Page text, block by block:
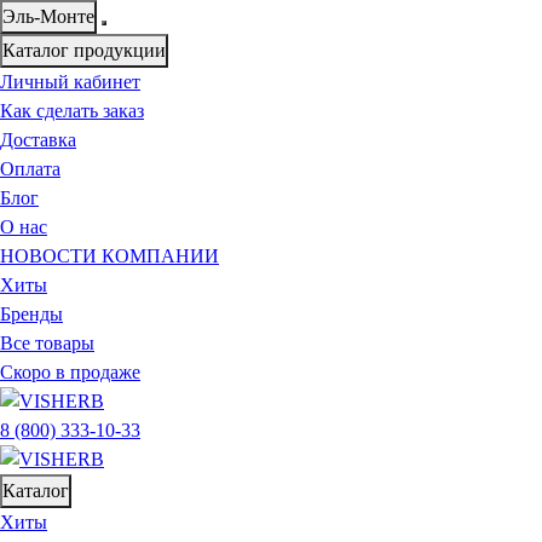
Эль-Монте
Каталог продукции
Личный кабинет
Как сделать заказ
Доставка
Оплата
Блог
О нас
НОВОСТИ КОМПАНИИ
Хиты
Бренды
Все товары
Скоро в продаже
8 (800) 333-10-33
Каталог
Хиты